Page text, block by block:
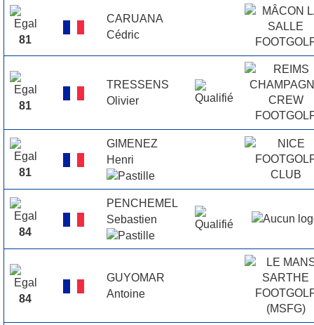
81
CARUANA
Cédric
81
TRESSENS
Olivier
81
GIMENEZ
Henri
84
PENCHEMEL
Sebastien
84
GUYOMAR
Antoine